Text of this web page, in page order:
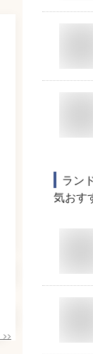
>>
ラン
気おす